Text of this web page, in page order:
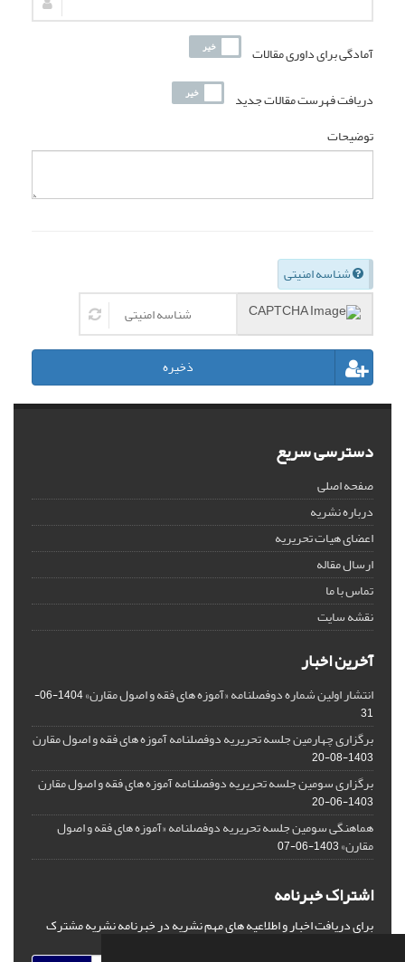
آمادگی برای داوری مقالات
دریافت فهرست مقالات جدید
توضیحات
شناسه امنیتی
ذخیره
دسترسی سریع
صفحه اصلی
درباره نشریه
اعضای هیات تحریریه
ارسال مقاله
تماس با ما
نقشه سایت
آخرین اخبار
انتشار اولین شماره دوفصلنامه «آموزه های فقه و اصول مقارن»
1404-06-
31
برگزاری چهارمین جلسه تحریریه دوفصلنامه آموزه های فقه و اصول مقارن
1403-08-20
برگزاری سومین جلسه تحریریه دوفصلنامه آموزه های فقه و اصول مقارن
1403-06-20
هماهنگی سومین جلسه تحریریه دوفصلنامه «آموزه های فقه و اصول
مقارن»1403-06-07
اشتراک خبرنامه
برای دریافت اخبار و اطلاعیه های مهم نشریه در خبرنامه نشریه مشترک